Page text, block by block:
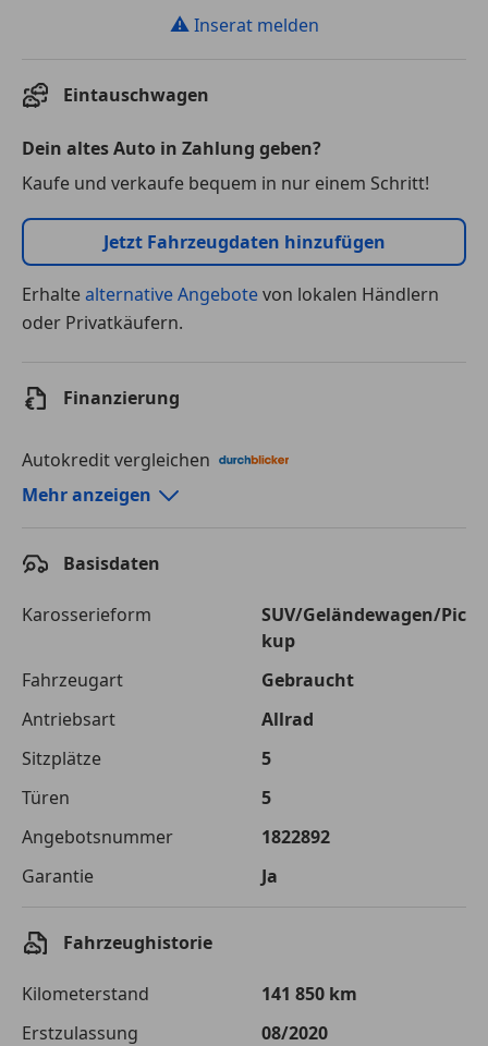
⚠ Inserat melden
Eintauschwagen
Dein altes Auto in Zahlung geben?
Kaufe und verkaufe bequem in nur einem Schritt!
Jetzt Fahrzeugdaten hinzufügen
Erhaltealternative Angebotevon lokalen Händlern
oder Privatkäufern.
Finanzierung
Autokredit vergleichen
Autokredit-Rechner von durchblicker.at
120 Monate
Kreditbetrag
€ 75 000,-
Gesamtbetrag
Einberechnete Gebühren
€ 0,-
Effektivzinsatz
Monatliche Rate
Die tatsächlichen Konditionen sind abhängig von Ihrer Bonität sowie
Jahre. Zinsspanne Sollzinssatz: 2,90% - 14,90%.
Mehr anzeigen
Basisdaten
Karosserieform
SUV/Geländewagen/Pic
kup
Fahrzeugart
Gebraucht
Antriebsart
Allrad
Sitzplätze
5
Türen
5
Angebotsnummer
1822892
Garantie
Ja
Fahrzeughistorie
Kilometerstand
141 850 km
Erstzulassung
08/2020